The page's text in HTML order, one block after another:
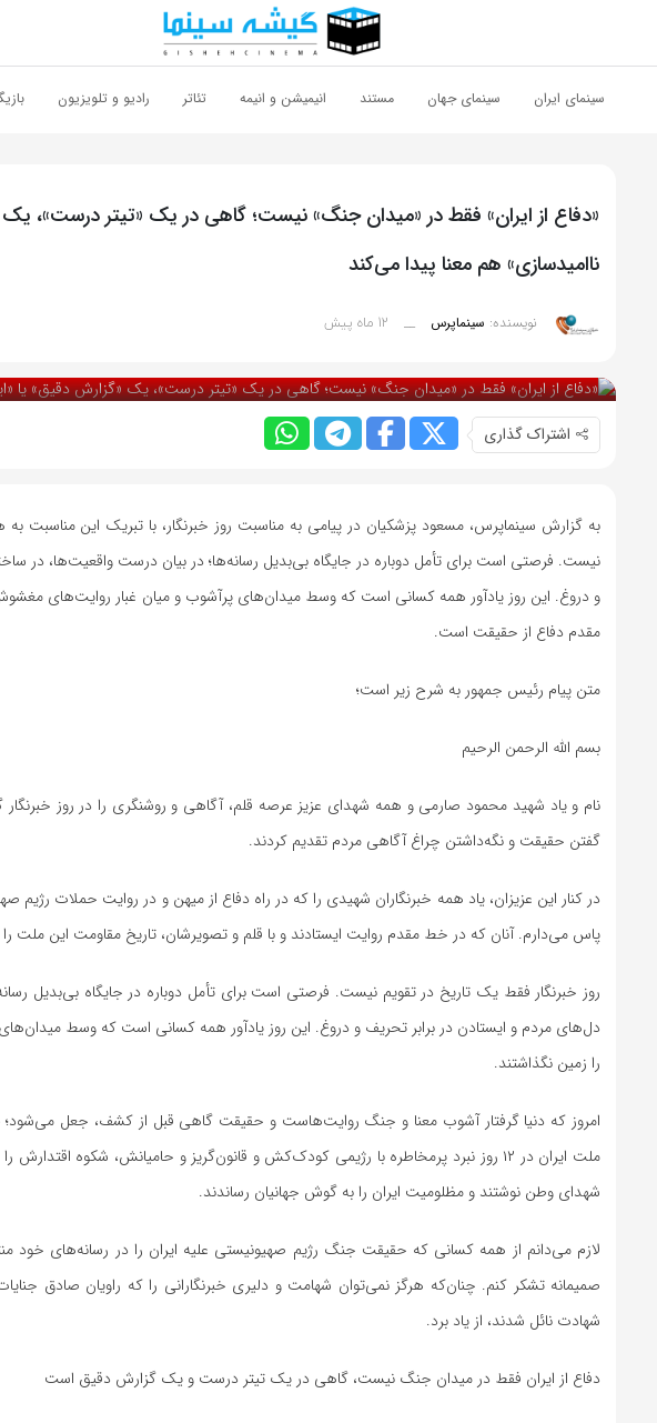
سینمای ایران سینمای جهان مستند انیمیشن و انیمه تئاتر رادیو و تلویزیون
«دفاع از ایران» فقط در «میدان جنگ» نیست؛ گاهی در یک «تیتر درست»، یک
ناامیدسازی» هم معنا پیدا می‌کند
نویسنده: سینماپرس __ 12 ماه پیش
اشتراک گذاری
به گزارش سینماپرس، مسعود پزشکیان در پیامی به مناسبت روز خبرنگار، با تبریک این مناسبت
نیست. فرصتی است برای تأمل دوباره در جایگاه بی‌بدیل رسانه‌ها؛ در بیان درست واقعیت‌ها، در
و دروغ. این روز یادآور همه کسانی است که وسط میدان‌های پرآشوب و میان غبار روایت‌های
مقدم دفاع از حقیقت است.
متن پیام رئیس جمهور به شرح زیر است؛
بسم الله الرحمن الرحیم
نام و یاد شهید محمود صارمی و همه شهدای عزیز عرصه قلم، آگاهی و روشنگری را در روز
گفتن حقیقت و نگه‌داشتن چراغ آگاهی مردم تقدیم کردند.
در کنار این عزیزان، یاد همه خبرنگاران شهیدی را که در راه دفاع از میهن و در روایت حملات رژیم
پاس می‌دارم. آنان که در خط مقدم روایت ایستادند و با قلم و تصویرشان، تاریخ مقاومت این ملت
روز خبرنگار فقط یک تاریخ در تقویم نیست. فرصتی است برای تأمل دوباره در جایگاه بی‌بدیل
دل‌های مردم و ایستادن در برابر تحریف و دروغ. این روز یادآور همه کسانی است که وسط
را زمین نگذاشتند.
امروز که دنیا گرفتار آشوب معنا و جنگ روایت‌هاست و حقیقت گاهی قبل از کشف، جعل
ملت ایران در ۱۲ روز نبرد پرمخاطره با رژیمی کودک‌کش و قانون‌گریز و حامیانش، شکوه
شهدای‌ وطن نوشتند و مظلومیت ایران را به گوش جهانیان رساندند.
لازم می‌دانم از همه کسانی که حقیقت جنگ رژیم صهیونیستی علیه ایران را در رسانه‌های خود
صمیمانه تشکر کنم. چنان‌که هرگز نمی‌توان شهامت و دلیری خبرنگارانی را که راویان صادق
شهادت نائل شدند، از یاد برد.
دفاع از ایران فقط در میدان جنگ نیست، گاهی در یک تیتر درست و یک گزارش دقیق است